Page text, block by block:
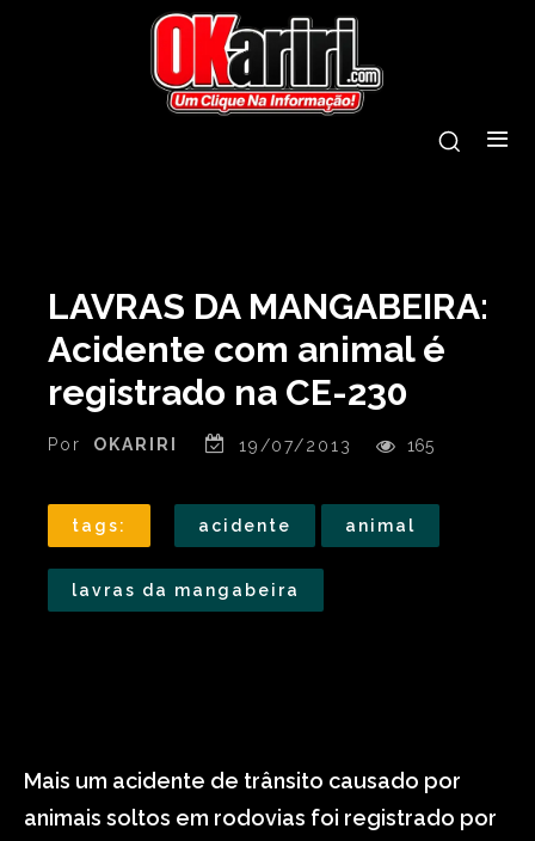
LAVRAS DA MANGABEIRA:
Acidente com animal é
registrado na CE-230
Por OKARIRI 19/07/2013 165
tags: acidente animal
lavras da mangabeira
Mais um acidente de trânsito causado por
animais soltos em rodovias foi registrado por